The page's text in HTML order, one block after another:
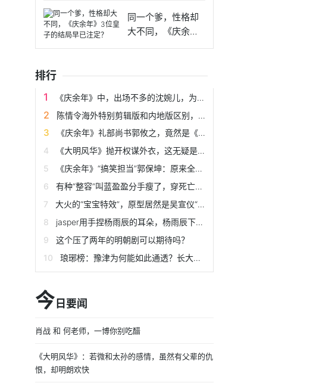
同一个爹，性格却
大不同，《庆余
年》3位皇
排行
《庆余年》中，出场不多的沈婉儿，为什么人气比女主林婉儿还高？
陈情令海外特别剪辑版和内地版区别，海外版真香
《庆余年》礼部尚书郭攸之，竟然是《东游记》中主演之一？
《大明风华》抛开权谋外衣，这无疑是一部搞笑喜剧
《庆余年》“搞笑担当”郭保坤：原来全剧只有我这样表演
有种“整容”叫蓝盈盈分手瘦了，穿死亡芭比粉裙，腰间感觉能透光
大火的“宝宝特效”，原型居然是吴宣仪“水煮蛋”，明星都在用
jasper用手捏杨雨辰的耳朵，杨雨辰下意识反应，实力宠弟弟
这个压了两年的明朝剧可以期待吗？
琅琊榜：豫津为何能如此通透？长大后，我们才终于理解言侯家族
今 日要闻
肖战 和 何老师，一博你别吃醋
《大明风华》：若微和太孙的感情，虽然有父辈的仇
恨，却明朗欢快